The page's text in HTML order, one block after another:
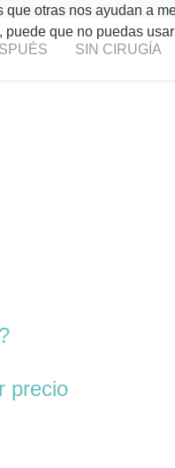
SIN CIRUGÍA
precio
otras nos ayudan a
que no puedas